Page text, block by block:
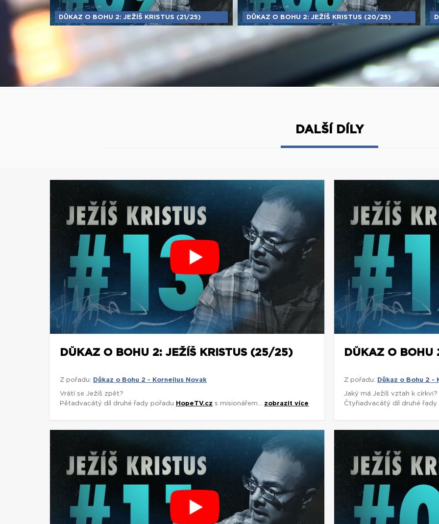
DŮKAZ O BOHU 2: JEŽÍŠ KRISTUS (21/25) DŮKAZ O BOHU 2: JEŽÍŠ KRISTUS (20/25)
DALŠÍ DÍLY
DŮKAZ O BOHU 2: JEŽÍŠ KRISTUS (25/25)
Z pořadu: Důkaz o Bohu 2 - Kornelius Novak
Vrátí se Ježíš zpět?
Pětadvacátý díl druhé řady pořadu
HopeTV.cz s misionářem... zobrazit více
DŮKAZ O
Z pořadu: Důkaz o Bohu 2 -
Jaký má Ježíš vztah k církvi?
Čtyřiadvacátý díl druhé